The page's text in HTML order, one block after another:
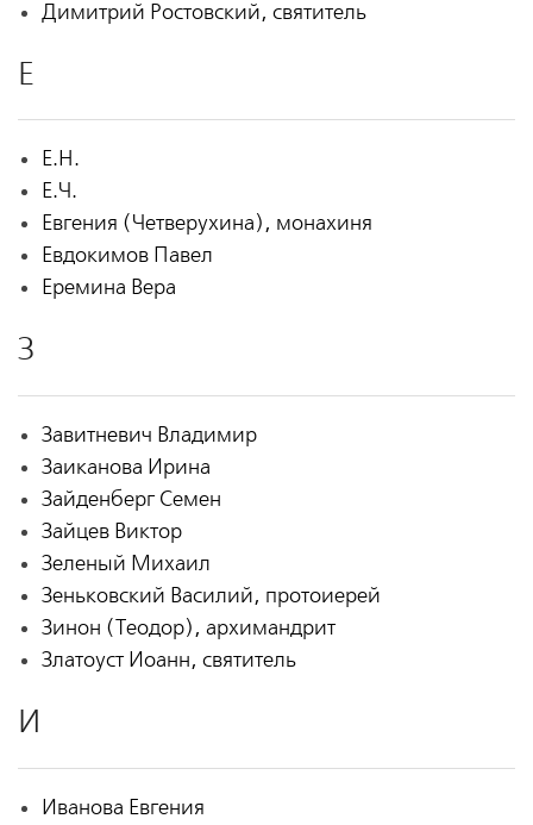
Димитрий Ростовский, святитель
Е
Е.Н.
Е.Ч.
Евгения (Четверухина), монахиня
Евдокимов Павел
Еремина Вера
З
Завитневич Владимир
Заиканова Ирина
Зайденберг Семен
Зайцев Виктор
Зеленый Михаил
Зеньковский Василий, протоиерей
Зинон (Теодор), архимандрит
Златоуст Иоанн, святитель
И
Иванова Евгения